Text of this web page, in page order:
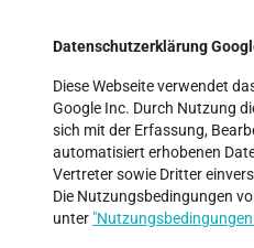
Datenschutzerklärung
Diese Webseite verwendet
Google Inc. Durch Nutzung
sich mit der Erfassung,
automatisiert erhobenen
Vertreter sowie Dritter
Die Nutzungsbedingungen
unter